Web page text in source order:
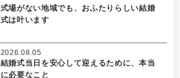
式場がない地域でも、おふたりらしい結婚
式は叶います
結婚式当日を安心して迎えるために、本当
に必要なこと
2026.08.05